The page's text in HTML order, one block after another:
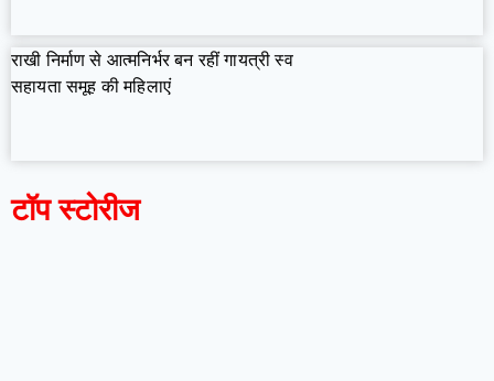
राखी निर्माण से आत्मनिर्भर बन रहीं गायत्री स्व
सहायता समूह की महिलाएं
टॉप स्टोरीज